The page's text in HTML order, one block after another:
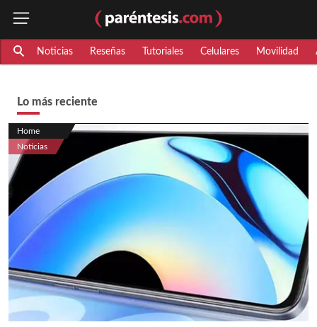
Noticias Reseñas Tutoriales Celulares Movilidad
Lo más reciente
Home
Noticias